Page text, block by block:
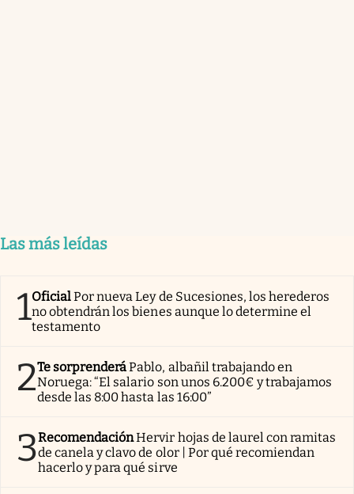
Las más leídas
1OficialPor nueva Ley de Sucesiones, los herederos
no obtendrán los bienes aunque lo determine el
testamento
2Te sorprenderáPablo, albañil trabajando en
Noruega: “El salario son unos 6.200€ y trabajamos
desde las 8:00 hasta las 16:00”
3RecomendaciónHervir hojas de laurel con ramitas
de canela y clavo de olor | Por qué recomiendan
hacerlo y para qué sirve